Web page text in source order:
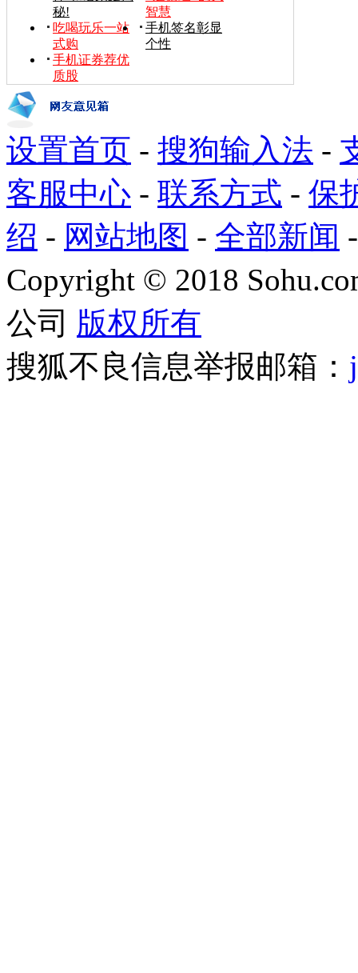
秘!
智慧
吃喝玩乐一站
式购
手机签名彰显
个性
手机证券荐优
质股
设置首页 - 搜狗输入法 -
客服中心 - 联系方式 - 保
绍 - 网站地图 - 全部新闻
Copyright © 2018
公司 版权所有
搜狐不良信息举报邮箱：